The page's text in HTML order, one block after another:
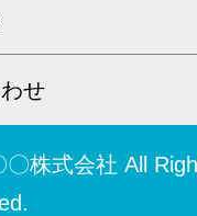
せ
株式会社 All